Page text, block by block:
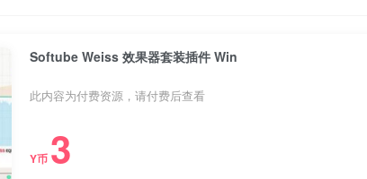
Softube Weiss 效果器套装插件 Win
此内容为付费资源，请付费后查看
Y币 3